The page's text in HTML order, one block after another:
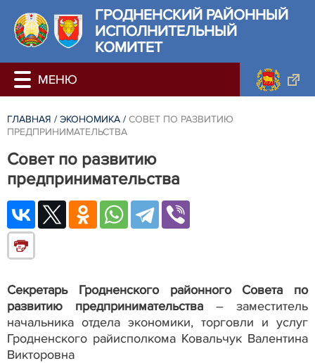
ГРОДНЕНСКИЙ РАЙОННЫЙ
ИСПОЛНИТЕЛЬНЫЙ
КОМИТЕТ
ГЛАВНАЯ / ЭКОНОМИКА / СОВЕТ ПО РАЗВИТИЮ
ПРЕДПРИНИМАТЕЛЬСТВА
Совет по развитию
предпринимательства
Секретарь Гродненского районного Совета по
развитию предпринимательства – заместитель
начальника отдела экономики, торговли и услуг
Гродненского райисполкома Ковальчук Валентина
Викторовна